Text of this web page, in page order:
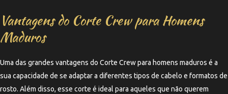
Vantagens do Corte Crew para Homens
Maduros
Uma das grandes vantagens do Corte Crew para homens maduros é a
sua capacidade de se adaptar a diferentes tipos de cabelo e formatos de
rosto. Além disso, esse corte é ideal para aqueles que não querem